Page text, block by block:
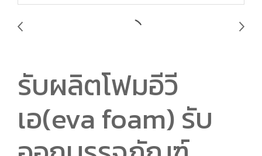
รับผลิตโฟมอีวี
เอ(eva foam) รับ